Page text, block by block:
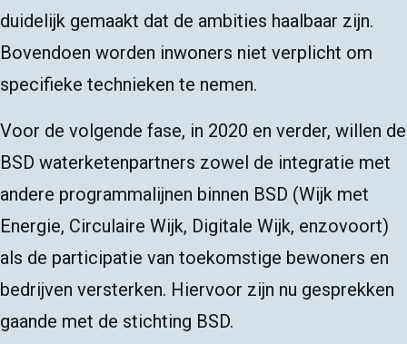
duidelijk gemaakt dat de ambities haalbaar zijn.
Bovendoen worden inwoners niet verplicht om
specifieke technieken te nemen.
Voor de volgende fase, in 2020 en verder, willen de
BSD waterketenpartners zowel de integratie met
andere programmalijnen binnen BSD (Wijk met
Energie, Circulaire Wijk, Digitale Wijk, enzovoort)
als de participatie van toekomstige bewoners en
bedrijven versterken. Hiervoor zijn nu gesprekken
gaande met de stichting BSD.